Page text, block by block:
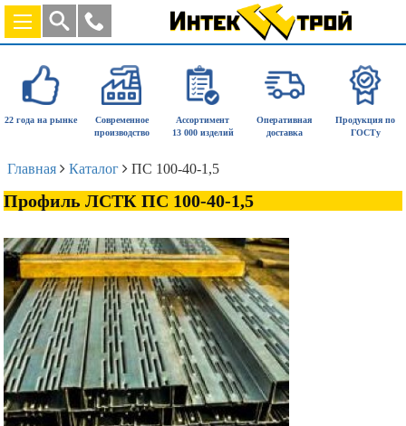
22 года на рынке
Современное
производство
Ассортимент
13 000 изделий
Оперативная
доставка
Продукция по
ГОСТу
Главная Каталог ПС 100-40-1,5
Профиль ЛСТК ПС 100-40-1,5